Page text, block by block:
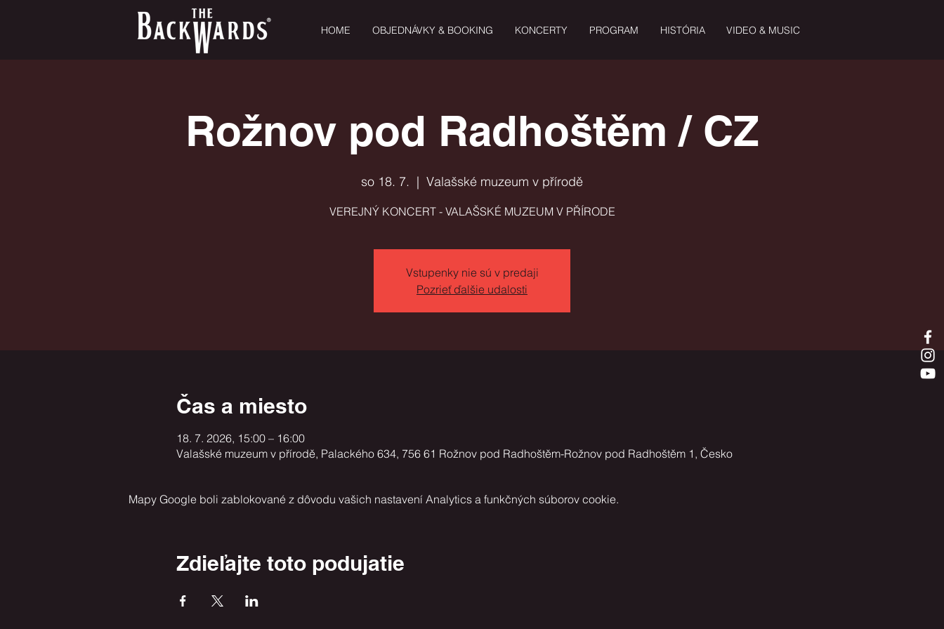
HOME OBJEDNÁVKY & BOOKING KONCERTY PROGRAM HISTÓRIA VIDEO & MUSIC
Rožnov pod Radhoštěm / CZ
so 18. 7.
  |
Valašské muzeum v přírodě
VEREJNÝ KONCERT - VALAŠSKÉ MUZEUM V PŘÍRODE
Vstupenky nie sú v predaji
Pozrieť ďalšie udalosti
Čas a miesto
18. 7. 2026, 15:00 – 16:00
Valašské muzeum v přírodě, Palackého 634, 756 61 Rožnov pod Radhoštěm-Rožnov pod Radhoštěm 1, Česko
Mapy Google boli zablokované z dôvodu vašich nastavení Analytics a funkčných súborov cookie.
Zdieľajte toto podujatie